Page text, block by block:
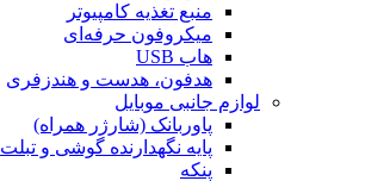
منبع تغذیه کامپیوتر
میکروفون حرفه‌ای
هاب USB
هدفون، هدست و هندزفری
لوازم جانبی موبایل
پاوربانک (شارژر همراه)
پایه نگهدارنده گوشی و تبلت
پنکه